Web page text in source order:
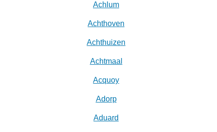
Achlum
Achthoven
Achthuizen
Achtmaal
Acquoy
Adorp
Aduard